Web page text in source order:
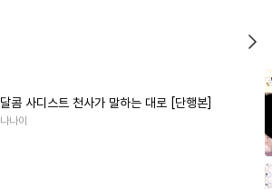
달콤 사디스트 천사가 말하는 대로 [단행본]
나나이